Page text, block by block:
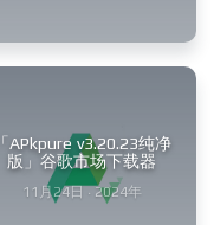
「APkpure v3.20.23纯净
版」谷歌市场下载器
11月24日 · 2024年